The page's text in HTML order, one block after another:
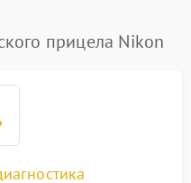
₽
прицела Nikon